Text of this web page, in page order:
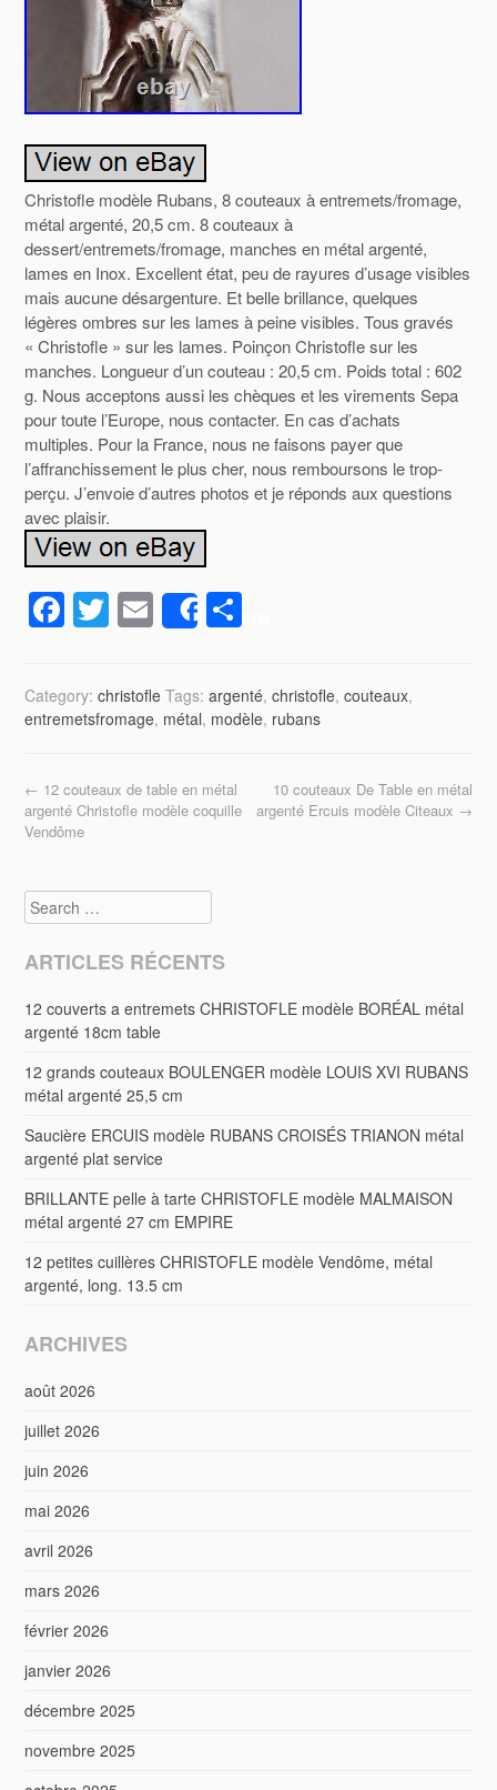
Christofle modèle Rubans, 8 couteaux à entremets/fromage,
métal argenté, 20,5 cm. 8 couteaux à
dessert/entremets/fromage, manches en métal argenté,
lames en Inox. Excellent état, peu de rayures d’usage visibles
mais aucune désargenture. Et belle brillance, quelques
légères ombres sur les lames à peine visibles. Tous gravés
« Christofle » sur les lames. Poinçon Christofle sur les
manches. Longueur d’un couteau : 20,5 cm. Poids total : 602
g. Nous acceptons aussi les chèques et les virements Sepa
pour toute l’Europe, nous contacter. En cas d’achats
multiples. Pour la France, nous ne faisons payer que
l’affranchissement le plus cher, nous remboursons le trop-
perçu. J’envoie d’autres photos et je réponds aux questions
avec plaisir.
F
c
e
o
o
T
tt
er
E
m
ail
Share
ta
g
Category:christofle Tags:argenté,christofle,couteaux,
entremetsfromage, métal, modèle, rubans
Post navigation
← 12 couteaux de table en métal
argenté Christofle modèle coquille
Vendôme
10 couteaux De Table en métal
argenté Ercuis modèle Citeaux →
Search
ARTICLES RÉCENTS
12 couverts a entremets CHRISTOFLE modèle BORÉAL métal
argenté 18cm table
12 grands couteaux BOULENGER modèle LOUIS XVI RUBANS
métal argenté 25,5 cm
Saucière ERCUIS modèle RUBANS CROISÉS TRIANON métal
argenté plat service
BRILLANTE pelle à tarte CHRISTOFLE modèle MALMAISON
métal argenté 27 cm EMPIRE
12 petites cuillères CHRISTOFLE modèle Vendôme, métal
argenté, long. 13.5 cm
ARCHIVES
août 2026
juillet 2026
juin 2026
mai 2026
avril 2026
mars 2026
février 2026
janvier 2026
décembre 2025
novembre 2025